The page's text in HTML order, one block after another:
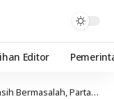
Editor
Tak Boleh Tutup Mata terhadap Nasib Pegawainya Sendiri!